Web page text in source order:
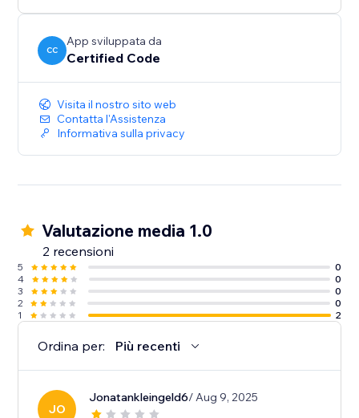
CC
App sviluppata da
Certified Code
Visita il nostro sito web
Contatta l'Assistenza
Informativa sulla privacy
Valutazione media 1.0
2 recensioni
5
0
4
0
3
0
2
0
1
2
Ordina per: Più recenti
JO
Jonatankleingeld6/ Aug 9, 2025